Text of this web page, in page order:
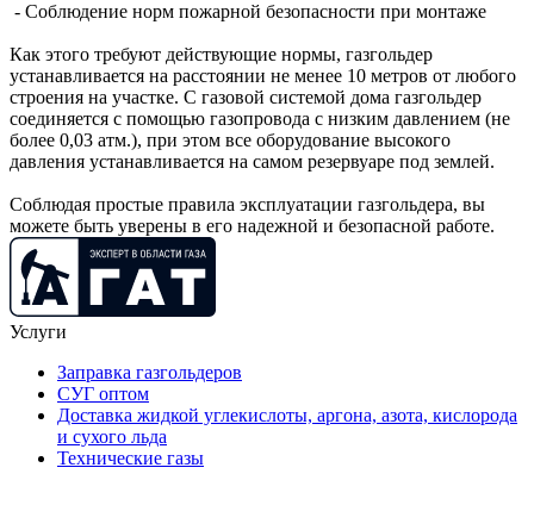
- Соблюдение норм пожарной безопасности при монтаже
Как этого требуют действующие нормы, газгольдер
устанавливается на расстоянии не менее 10 метров от любого
строения на участке. С газовой системой дома газгольдер
соединяется с помощью газопровода с низким давлением (не
более 0,03 атм.), при этом все оборудование высокого
давления устанавливается на самом резервуаре под землей.
Соблюдая простые правила эксплуатации газгольдера, вы
можете быть уверены в его надежной и безопасной работе.
Услуги
Заправка газгольдеров
СУГ оптом
Доставка жидкой углекислоты, аргона, азота, кислорода
и сухого льда
Технические газы